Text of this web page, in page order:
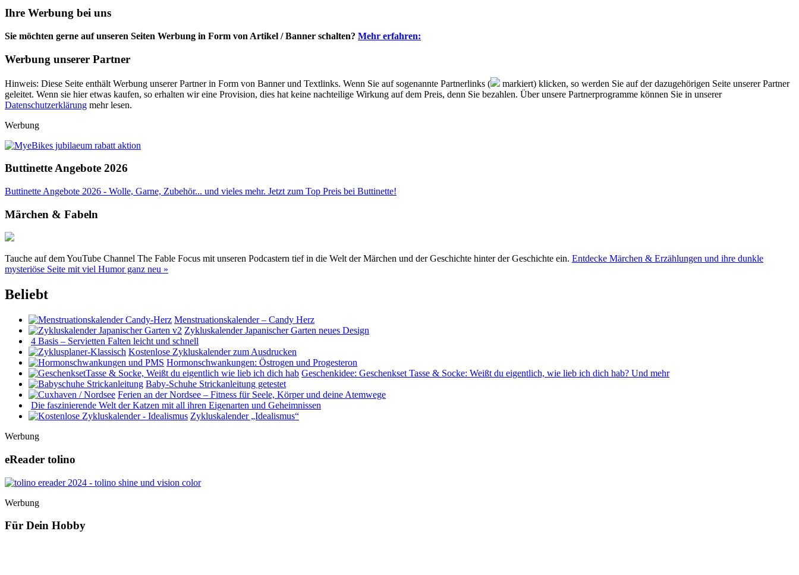
Ihre Werbung bei uns
Sie möchten gerne auf unseren Seiten Werbung in Form von Artikel / Banner schalten? Mehr erfahren:
Werbung unserer Partner
Hinweis: Diese Seite enthält Werbung unserer Partner in Form von Banner und Textlinks. Wenn Sie auf sogenannte Partnerlinks (
markiert) klicken, so werden Sie auf der dazugehörigen Seite unserer Partner
geleitet. Wenn sie hier etwas kaufen, so erhalten wir eine Provision, dies hat keine nachteilige Wirkung auf dem Preis, denn Sie bezahlen. Über unsere Partnerprogramme können Sie in unserer
Datenschutzerklärung mehr lesen.
Werbung
Buttinette Angebote 2026
Buttinette Angebote 2026 - Wolle, Garne, Zubehör... und vieles mehr. Jetzt zum Top Preis bei Buttinette!
Märchen & Fabeln
Tauche auf dem YouTube Channel The Fable Focus mit unseren Podcastern tief in die Welt der Märchen und der Geschichte hinter der Geschichte ein. Entdecke Märchen & Erzählungen und ihre dunkle
mysteriöse Seite mit viel Humor ganz neu »
Beliebt
Menstruationskalender – Candy Herz
Zykluskalender Japanischer Garten neues Design
4 Basis – Servietten Falten leicht und schnell
Kostenlose Zykluskalender zum Ausdrucken
Hormonschwankungen: Östrogen und Progesteron
Geschenkidee: Geschenkset Tasse & Socke: Weißt du eigentlich, wie lieb ich dich hab? Und mehr
Baby-Schuhe Strickanleitung getestet
Ferien an der Nordsee – Fitness für Seele, Körper und deine Atemwege
Die faszinierende Welt der Katzen mit all ihren Eigenarten und Geheimnissen
Zykluskalender „Idealismus“
Werbung
eReader tolino
Werbung
Für Dein Hobby